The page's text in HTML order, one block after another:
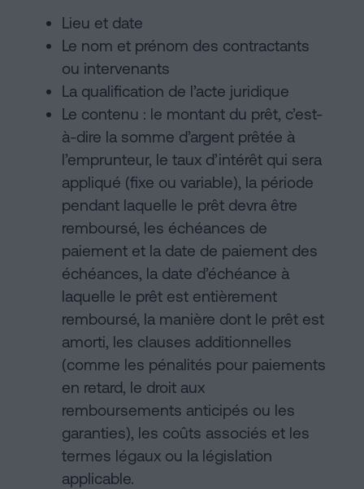
Lieu et date
Le nom et prénom des contractants
ou intervenants
La qualification de l’acte juridique
Le contenu : le montant du prêt, c’est-
à-dire la somme d’argent prêtée à
l’emprunteur, le taux d’intérêt qui sera
appliqué (fixe ou variable), la période
pendant laquelle le prêt devra être
remboursé, les échéances de
paiement et la date de paiement des
échéances, la date d’échéance à
laquelle le prêt est entièrement
remboursé, la manière dont le prêt est
amorti, les clauses additionnelles
(comme les pénalités pour paiements
en retard, le droit aux
remboursements anticipés ou les
garanties), les coûts associés et les
termes légaux ou la législation
applicable.